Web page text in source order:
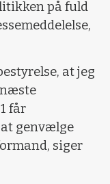
på fuld
at jeg
får
genvælge
siger